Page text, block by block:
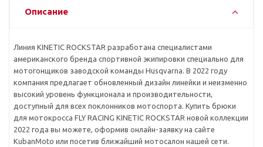
Описание
Линия KINETIC ROCKSTAR разработана специалистами
американского бренда спортивной экипировки специально для
мотогонщиков заводской команды Husqvarna. В 2022 году
компания предлагает обновленный дизайн линейки и неизменно
высокий уровень функционала и производительности,
доступный для всех поклонников мотоспорта. Купить брюки
для мотокросса FLY RACING KINETIC ROCKSTAR новой коллекции
2022 года вы можете, оформив онлайн-заявку на сайте
KubanMoto или посетив ближайший мотосалон нашей сети.